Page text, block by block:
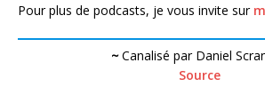
Pour plus de podcasts, je vous invite sur
~Canalisé par Daniel
Source